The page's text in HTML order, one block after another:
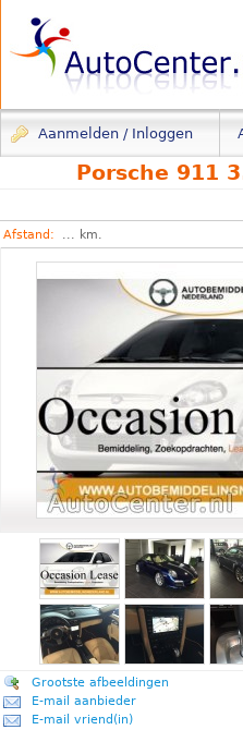
Aanmelden / Inloggen
Porsche 911
Afstand: ... km.
Grootste afbeeldingen
E-mail aanbieder
E-mail vriend(in)